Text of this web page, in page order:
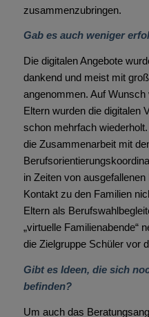
zusammenzubringen.
Gab es auch weniger
Die digitalen Angebote
dankend und meist mit
angenommen. Auf
Eltern wurden die digitalen
schon mehrfach
die Zusammenarbeit mit
in Zeiten von
Kontakt zu den Familien
Eltern als
„virtuelle Familienabende“
die Zielgruppe Schüler vor
Gibt es Ideen, die sich
befinden?
Um auch das